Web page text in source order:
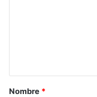
r
Nombre *